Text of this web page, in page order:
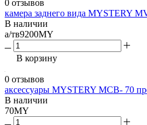
0 отзывов
камера заднего вида MYSTERY
В наличии
а/тв9200MY
В корзину
0 отзывов
аксессуары MYSTERY МСВ- 70
В наличии
70MY